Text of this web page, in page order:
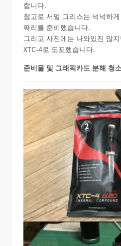
합니다.
참고로 서멀 그리스는 넉넉하
짜리를 준비했습니다.
그리고 사진에는 나와있진 않
XTC-4로 도포했습니다.
준비물 및 그래픽카드 분해 청